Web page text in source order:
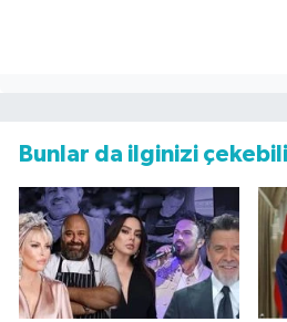
Bunlar da ilginizi